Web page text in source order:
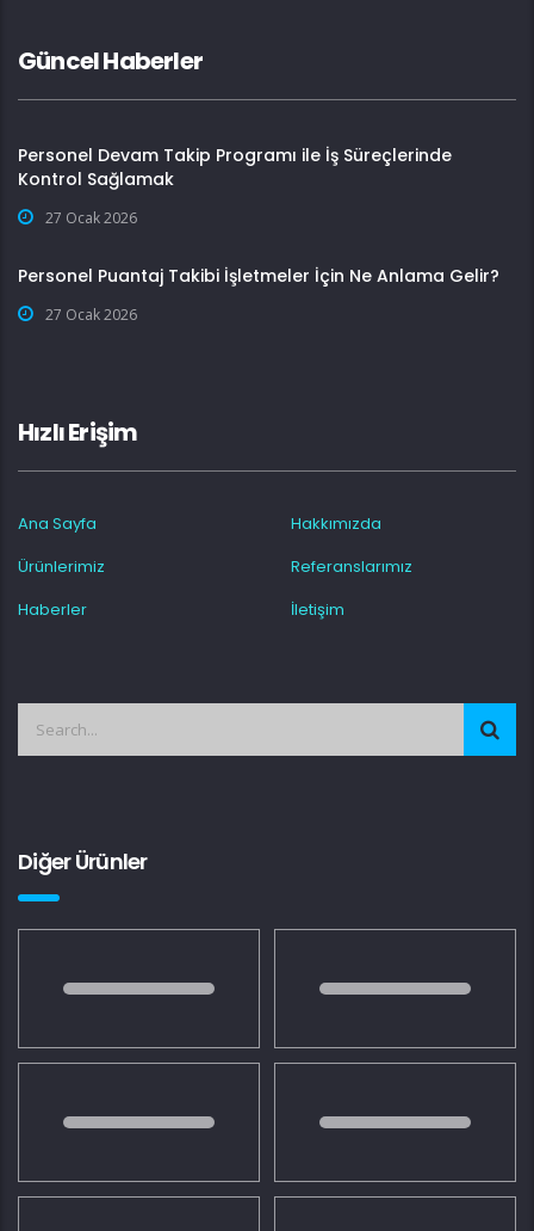
Güncel Haberler
Personel Devam Takip Programı ile İş Süreçlerinde
Kontrol Sağlamak
27 Ocak 2026
Personel Puantaj Takibi İşletmeler İçin Ne Anlama Gelir?
27 Ocak 2026
Hızlı Erişim
Ana Sayfa
Hakkımızda
Ürünlerimiz
Referanslarımız
Haberler
İletişim
Diğer Ürünler